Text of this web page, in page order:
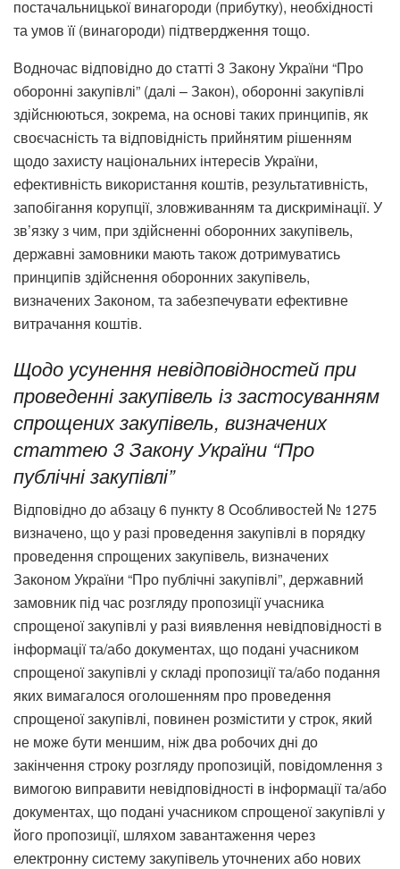
постачальницької винагороди (прибутку), необхідності
та умов її (винагороди) підтвердження тощо.
Водночас відповідно до статті 3 Закону України “Про
оборонні закупівлі” (далі – Закон), оборонні закупівлі
здійснюються, зокрема, на основі таких принципів, як
своєчасність та відповідність прийнятим рішенням
щодо захисту національних інтересів України,
ефективність використання коштів, результативність,
запобігання корупції, зловживанням та дискримінації. У
зв’язку з чим, при здійсненні оборонних закупівель,
державні замовники мають також дотримуватись
принципів здійснення оборонних закупівель,
визначених Законом, та забезпечувати ефективне
витрачання коштів.
Щодо усунення невідповідностей при
проведенні закупівель із застосуванням
спрощених закупівель, визначених
статтею 3 Закону України “Про
публічні закупівлі”
Відповідно до абзацу 6 пункту 8 Особливостей № 1275
визначено, що у разі проведення закупівлі в порядку
проведення спрощених закупівель, визначених
Законом України “Про публічні закупівлі”, державний
замовник під час розгляду пропозиції учасника
спрощеної закупівлі у разі виявлення невідповідності в
інформації та/або документах, що подані учасником
спрощеної закупівлі у складі пропозиції та/або подання
яких вимагалося оголошенням про проведення
спрощеної закупівлі, повинен розмістити у строк, який
не може бути меншим, ніж два робочих дні до
закінчення строку розгляду пропозицій, повідомлення з
вимогою виправити невідповідності в інформації та/або
документах, що подані учасником спрощеної закупівлі у
його пропозиції, шляхом завантаження через
електронну систему закупівель уточнених або нових